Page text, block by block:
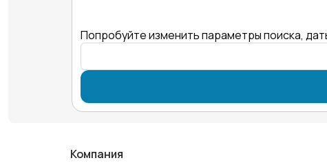
Попробуйте изменить параметры поиска,
Компания